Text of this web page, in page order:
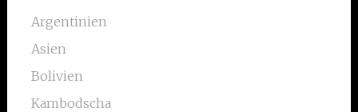
Argentinien
Asien
Bolivien
Kambodscha